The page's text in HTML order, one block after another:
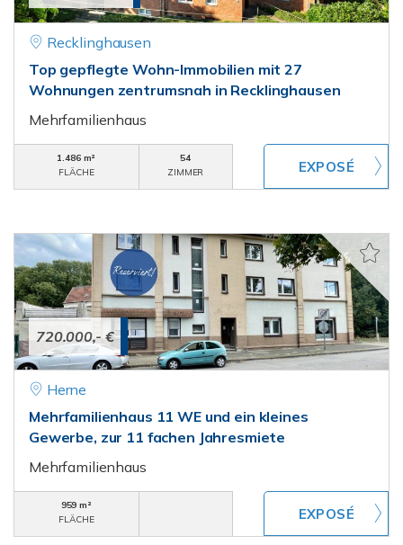
Recklinghausen
Top gepflegte Wohn-Immobilien mit 27
Wohnungen zentrumsnah in Recklinghausen
Mehrfamilienhaus
1.486 m²
FLÄCHE
54
ZIMMER
720.000,- €
Herne
Mehrfamilienhaus 11 WE und ein kleines
Gewerbe, zur 11 fachen Jahresmiete
Mehrfamilienhaus
959 m²
FLÄCHE